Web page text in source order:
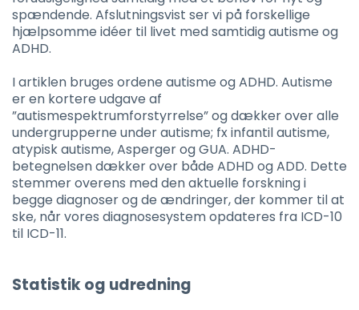
spændende. Afslutningsvist ser vi på forskellige
hjælpsomme idéer til livet med samtidig autisme og
ADHD.
I artiklen bruges ordene autisme og ADHD. Autisme
er en kortere udgave af
”autismespektrumforstyrrelse” og dækker over alle
undergrupperne under autisme; fx infantil autisme,
atypisk autisme, Asperger og GUA. ADHD-
betegnelsen dækker over både ADHD og ADD. Dette
stemmer overens med den aktuelle forskning i
begge diagnoser og de ændringer, der kommer til at
ske, når vores diagnosesystem opdateres fra ICD-10
til ICD-11.
Statistik og udredning